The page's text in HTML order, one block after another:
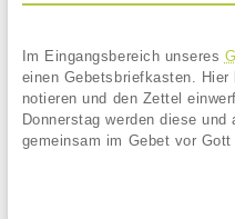
Im Eingangsbereich unseres
einen Gebetsbriefkasten.
notieren und den Zettel
Donnerstag werden diese
gemeinsam im Gebet vor Gott